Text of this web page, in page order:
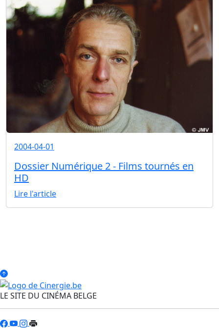
2004-04-01
Dossier Numérique 2 - Films tournés en
HD
Lire l'article
LE SITE DU CINÉMA BELGE